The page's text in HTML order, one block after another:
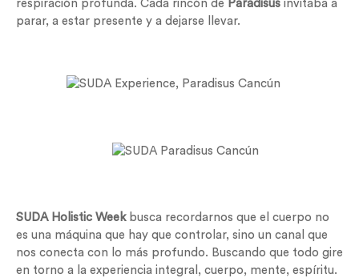
respiración profunda. Cada rincón de Paradisus invitaba a
parar, a estar presente y a dejarse llevar.
SUDA Holistic Weekbusca recordarnos que el cuerpo no
es una máquina que hay que controlar, sino un canal que
nos conecta con lo más profundo. Buscando que todo gire
en torno a la experiencia integral, cuerpo, mente, espíritu.